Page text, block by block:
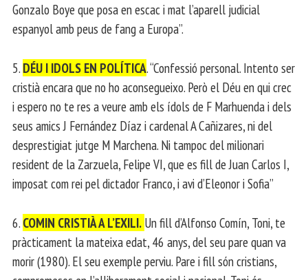
Gonzalo Boye que posa en escac i mat l’aparell judicial
espanyol amb peus de fang a Europa”.
5. DÉU I IDOLS EN POLÍTICA. “Confessió personal. Intento ser
cristià encara que no ho aconsegueixo. Però el Déu en qui crec
i espero no te res a veure amb els ídols de F Marhuenda i dels
seus amics J Fernández Díaz i cardenal A Cañizares, ni del
desprestigiat jutge M Marchena. Ni tampoc del milionari
resident de la Zarzuela, Felipe VI, que es fill de Juan Carlos I,
imposat com rei pel dictador Franco, i avi d’Eleonor i Sofia”
6. COMIN CRISTIÀ A L’EXILI. Un fill d’Alfonso Comín, Toni, te
pràcticament la mateixa edat, 46 anys, del seu pare quan va
morir (1980). El seu exemple perviu. Pare i fill són cristians,